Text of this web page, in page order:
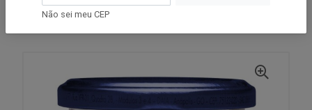
INÍCIO
LINEA ALIMENTOS
Não sei meu CEP